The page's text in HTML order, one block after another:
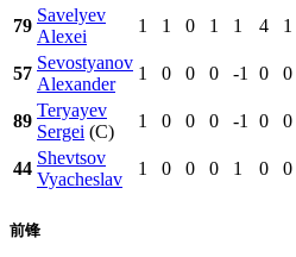
79
Savelyev
Alexei
1 1 0 1 1 4 1
57
Sevostyanov
Alexander
1 0 0 0 -1 0 0
89
Teryayev
Sergei (C)
1 0 0 0 -1 0 0
44
Shevtsov
Vyacheslav
1 0 0 0 1 0 0
前锋